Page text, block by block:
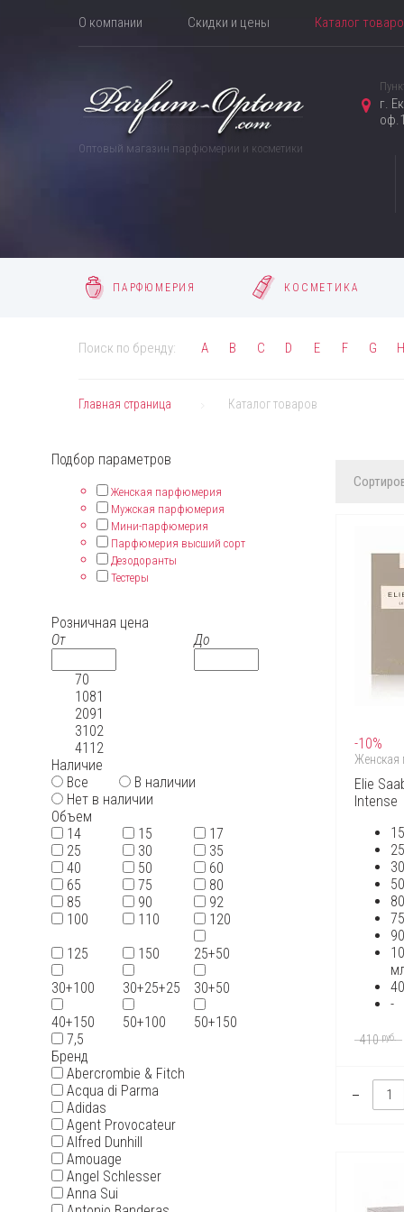
О компании Скидки и цены Каталог
Оптовый магазин парфюмерии и косметики
г.
ПАРФЮМЕРИЯ КОСМЕТИКА
Поиск по бренду: A B C D E F G H
Главная страница Каталог товаров
Подбор параметров
Женская парфюмерия
Мужская парфюмерия
Мини-парфюмерия
Парфюмерия высший сорт
Дезодоранты
Тестеры
Розничная цена
От
До
70
1081
2091
3102
4112
Наличие
Все
В наличии
Нет в наличии
Объем
14
15
17
25
30
35
40
50
60
65
75
80
85
90
92
100
110
120
125
150
25+50
30+100
30+25+25
30+50
40+150
50+100
50+150
7,5
Бренд
Abercrombie & Fitch
Acqua di Parma
Adidas
Agent Provocateur
Alfred Dunhill
Amouage
Angel Schlesser
Anna Sui
-10%
Elie
Intense
-
410руб.